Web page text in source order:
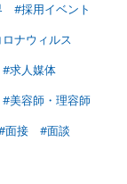
#採用イベント
ナウィルス
#求人媒体
#美容師・理容師
面接
#面談